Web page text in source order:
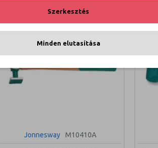
Jonnesway M10410A
Szerkesztés
Minden elutasítása